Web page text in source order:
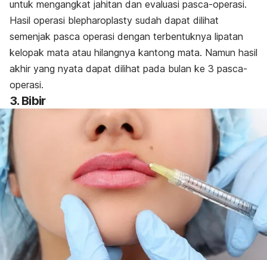
untuk mengangkat jahitan dan evaluasi pasca-operasi.
Hasil operasi blepharoplasty sudah dapat dilihat
semenjak pasca operasi dengan terbentuknya lipatan
kelopak mata atau hilangnya kantong mata. Namun hasil
akhir yang nyata dapat dilihat pada bulan ke 3 pasca-
operasi.
3. Bibir